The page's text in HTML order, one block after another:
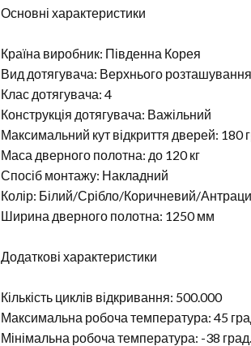
Основні характеристики
Країна виробник: Південна Корея
Вид дотягувача: Верхнього розташування
Клас дотягувача: 4
Конструкція дотягувача: Важільний
Максимальний кут відкриття дверей: 180
Маса дверного полотна: до 120 кг
Спосіб монтажу: Накладний
Колір: Білий/Срібло/Коричневий/
Ширина дверного полотна: 1250 мм
Додаткові характеристики
Кількість циклів відкривання: 500.000
Максимальна робоча температура: 45
Мінімальна робоча температура: -38 град.